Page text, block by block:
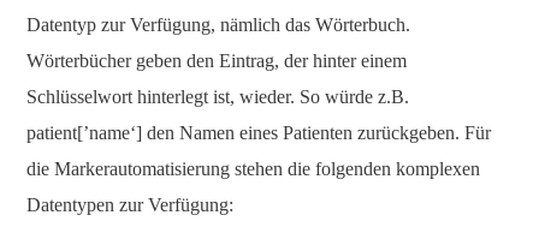
Datentyp zur Verfügung, nämlich das Wörterbuch.
Wörterbücher geben den Eintrag, der hinter einem
Schlüsselwort hinterlegt ist, wieder. So würde z.B.
patient[’name‘] den Namen eines Patienten zurückgeben. Für
die Markerautomatisierung stehen die folgenden komplexen
Datentypen zur Verfügung: